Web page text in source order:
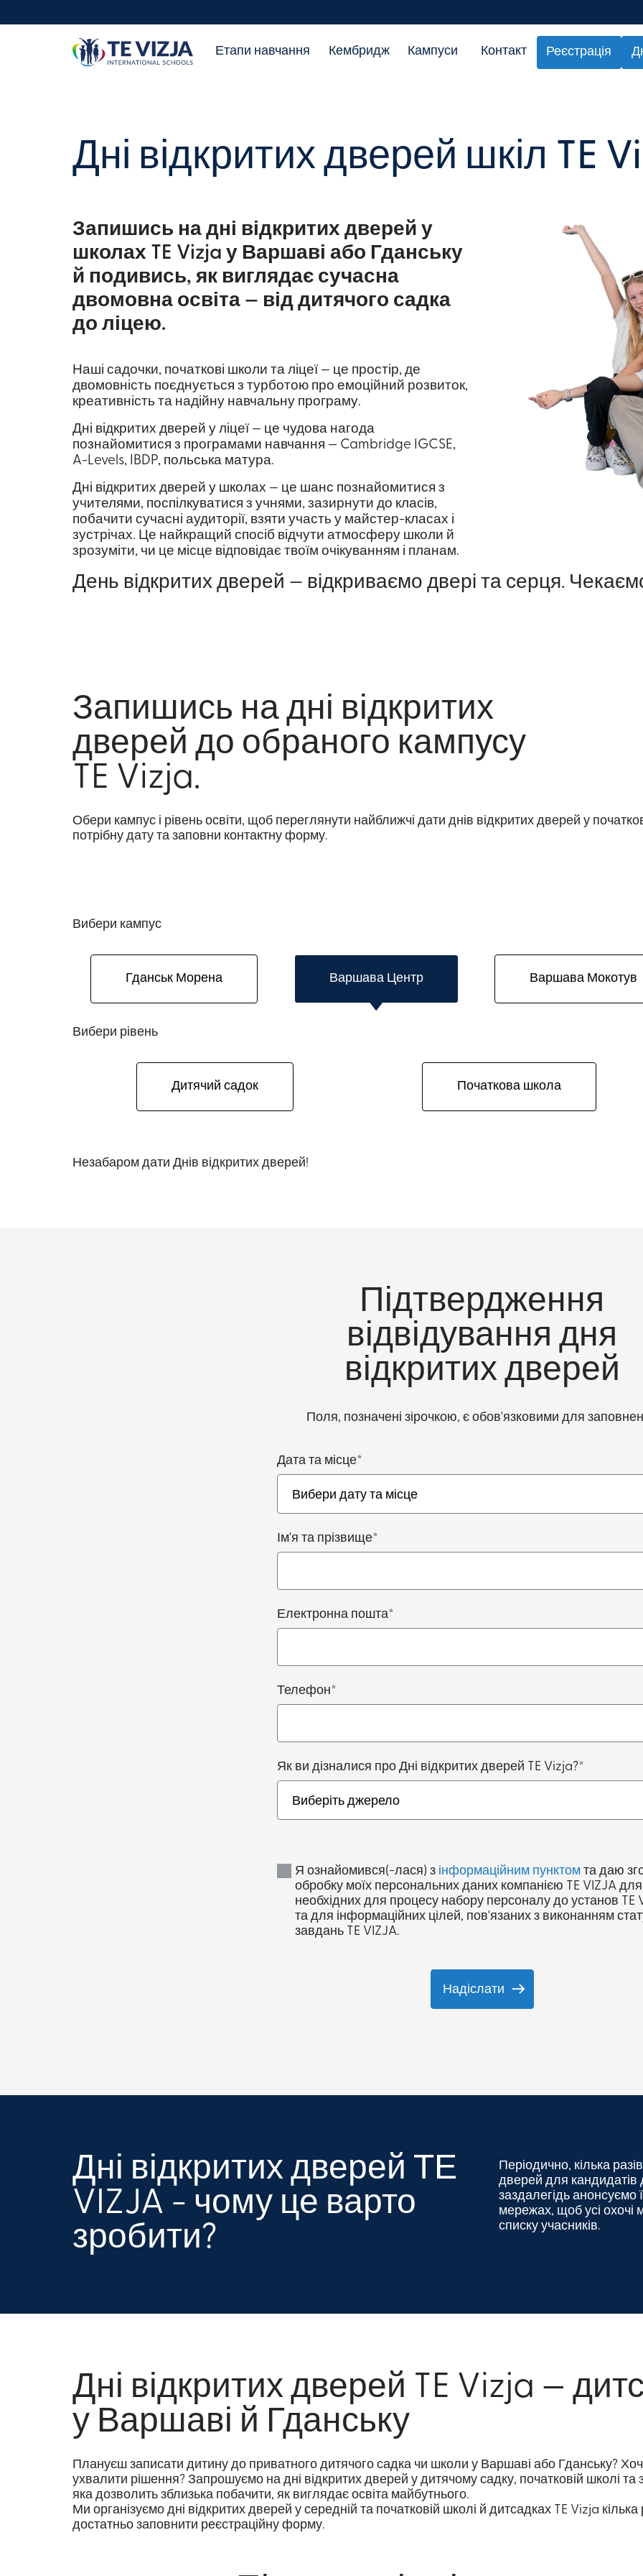
Етапи навчання Кембридж Кампуси Контакт Реєстрація
Дні відкритих дверей шкіл TE
Запишись на дні відкритих дверей у
школах TE Vizja у Варшаві або Гданську
й подивись, як виглядає сучасна
двомовна освіта — від дитячого садка
до ліцею.
Наші садочки, початкові школи та ліцеї — це простір, де
двомовність поєднується з турботою про емоційний розвиток,
креативність та надійну навчальну програму.
Дні відкритих дверей у ліцеї— це чудова нагода
познайомитися з програмами навчання — Cambridge IGCSE,
A-Levels, IBDP, польська матура.
Дні відкритих дверей у школах — це шанс познайомитися з
учителями, поспілкуватися з учнями, зазирнути до класів,
побачити сучасні аудиторії, взяти участь у майстер-класах і
зустрічах. Це найкращий спосіб відчути атмосферу школи й
зрозуміти, чи це місце відповідає твоїм очікуванням і планам.
День відкритих дверей — відкриваємо двері та серця.
Запишись на дні відкритих
дверей до обраного кампусу
TE Vizja.
Обери кампус і рівень освіти, щоб переглянути найближчі дати днів відкритих дверей у
потрібну дату та заповни контактну форму.
Вибери кампус
Гданськ Морена Варшава Центр Варшава Мокотув
Вибери рівень
Дитячий садок Початкова школа
Незабаром дати Днів відкритих дверей!
Підтвердження
відвідування дня
відкритих дверей
Поля, позначені зірочкою, є обов'язковими для
Дата та місце*
Ім'я та прізвище*
Електронна пошта*
Телефон*
Як ви дізналися про Дні відкритих дверей TE Vizja?*
Я ознайомився(-лася) з інформаційним пунктом та даю
обробку моїх персональних даних компанією TE VIZJA для
необхідних для процесу набору персоналу до установ TE
та для інформаційних цілей, пов'язаних з виконанням
завдань TE VIZJA.
Дні відкритих дверей ТЕ
VIZJA - чому це варто
зробити?
Періодично, кілька
дверей для кандидатів
заздалегідь анонсуємо
мережах, щоб усі охочі
списку учасників.
Дні відкритих дверей TE Vizja —
у Варшаві й Гданську
Плануєш записати дитину до приватного дитячого садка чи школи у Варшаві або Гданську?
ухвалити рішення? Запрошуємо на дні відкритих дверей у дитячому садку, початковій школі та
яка дозволить зблизька побачити, як виглядає освіта майбутнього.
Ми організуємо дні відкритих дверей у середній та початковій школі й дитсадках TE Vizja
достатньо заповнити реєстраційну форму.